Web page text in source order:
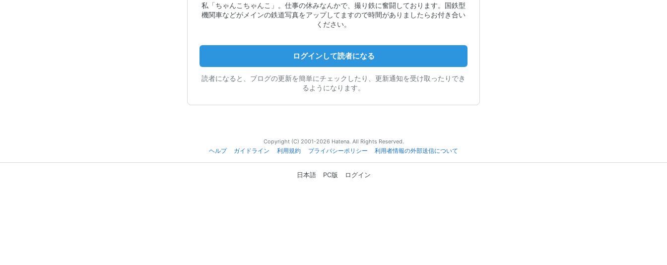
私「ちゃんこちゃんこ」。仕事の休みなんかで、撮り鉄に奮闘しております。国鉄型
機関車などがメインの鉄道写真をアップしてますので時間がありましたらお付き合い
ください。
ログインして読者になる
読者になると、ブログの更新を簡単にチェックしたり、更新通知を受け取ったりでき
るようになります。
Copyright (C) 2001-2026 Hatena. All Rights Reserved.
ヘルプ
ガイドライン 利用規約 プライバシーポリシー 利用者情報の外部送信について
日本語 PC版 ログイン